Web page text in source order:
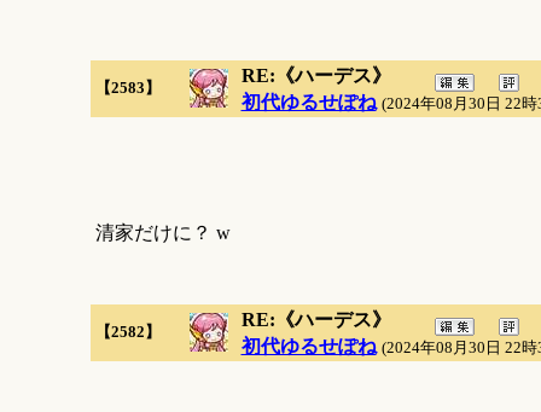
【2583】
RE:《ハーデス》
初代ゆるせぽね (2024年08月30日 22時
清家だけに？ w
【2582】
RE:《ハーデス》
初代ゆるせぽね (2024年08月30日 22時